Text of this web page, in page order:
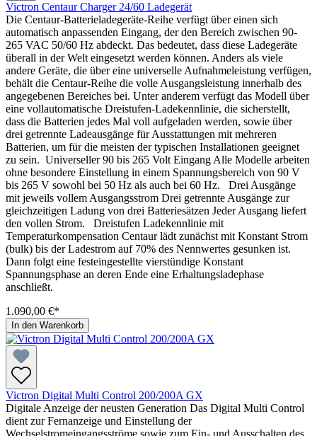
Victron Centaur Charger 24/60 Ladegerät
Die Centaur-Batterieladegeräte-Reihe verfügt über einen sich
automatisch anpassenden Eingang, der den Bereich zwischen 90-
265 VAC 50/60 Hz abdeckt. Das bedeutet, dass diese Ladegeräte
überall in der Welt eingesetzt werden können. Anders als viele
andere Geräte, die über eine universelle Aufnahmeleistung verfügen,
behält die Centaur-Reihe die volle Ausgangsleistung innerhalb des
angegebenen Bereiches bei. Unter anderem verfügt das Modell über
eine vollautomatische Dreistufen-Ladekennlinie, die sicherstellt,
dass die Batterien jedes Mal voll aufgeladen werden, sowie über
drei getrennte Ladeausgänge für Ausstattungen mit mehreren
Batterien, um für die meisten der typischen Installationen geeignet
zu sein. Universeller 90 bis 265 Volt Eingang Alle Modelle arbeiten
ohne besondere Einstellung in einem Spannungsbereich von 90 V
bis 265 V sowohl bei 50 Hz als auch bei 60 Hz. Drei Ausgänge
mit jeweils vollem Ausgangsstrom Drei getrennte Ausgänge zur
gleichzeitigen Ladung von drei Batteriesätzen Jeder Ausgang liefert
den vollen Strom. Dreistufen Ladekennlinie mit
Temperaturkompensation Centaur lädt zunächst mit Konstant Strom
(bulk) bis der Ladestrom auf 70% des Nennwertes gesunken ist.
Dann folgt eine festeingestellte vierstündige Konstant
Spannungsphase an deren Ende eine Erhaltungsladephase
anschließt.
1.090,00 €*
In den Warenkorb
Victron Digital Multi Control 200/200A GX
Digitale Anzeige der neusten Generation Das Digital Multi Control
dient zur Fernanzeige und Einstellung der